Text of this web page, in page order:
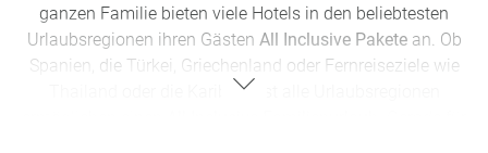
ganzen Familie bieten viele Hotels in den beliebtesten
Urlaubsregionen ihren Gästen All Inclusive Paketean. Ob
Spanien , die Türkei Griechenland oder Fernreiseziele wie
oder die Karibik, fast alle Urlaubsregionen